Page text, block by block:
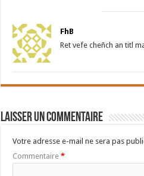
FhB
Ret vefe cheñch an titl
Laisser un commentaire
Votre adresse e-mail ne sera pas
Commentaire *